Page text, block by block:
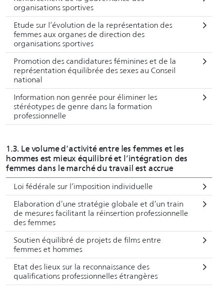
organisations sportives
Etude sur l’évolution de la représentation des
femmes aux organes de direction des
organisations sportives
Promotion des candidatures féminines et de la
représentation équilibrée des sexes au Conseil
national
Information non genrée pour éliminer les
stéréotypes de genre dans la formation
professionnelle
1.3. Le volume d’activité entre les femmes et les
hommes est mieux équilibré et l’intégration des
femmes dans le marché du travail est accrue
Loi fédérale sur l’imposition individuelle
Elaboration d’une stratégie globale et d’un train
de mesures facilitant la réinsertion professionnelle
des femmes
Soutien équilibré de projets de films entre
femmes et hommes
Etat des lieux sur la reconnaissance des
qualifications professionnelles étrangères